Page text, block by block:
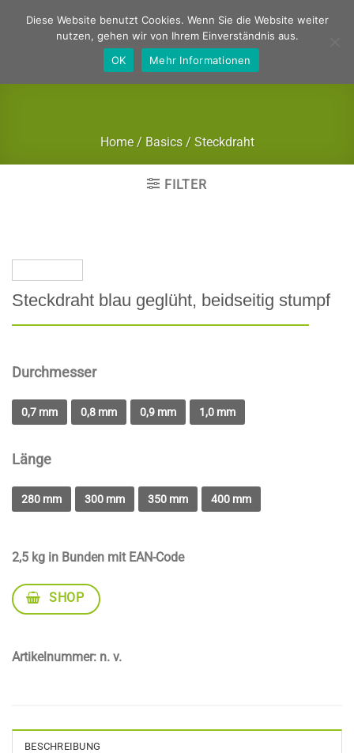
Inhalt
Home / Basics / Steckdraht
FILTER
Steckdraht blau geglüht, beidseitig stumpf
Durchmesser
0,7 mm 0,8 mm 0,9 mm 1,0 mm
Länge
280 mm 300 mm 350 mm 400 mm
2,5 kg in Bunden mit EAN-Code
SHOP
Artikelnummer: n. v.
BESCHREIBUNG
Diese Website benutzt Cookies. Wenn Sie die Website weiter
nutzen, gehen wir von Ihrem Einverständnis aus.
OK
Mehr Informationen